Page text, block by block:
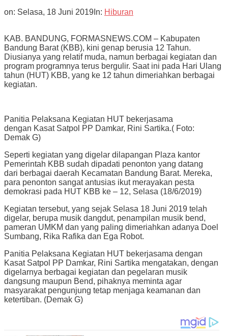
on: Selasa, 18 Juni 2019 In: Hiburan
KAB. BANDUNG, FORMASNEWS.COM – Kabupaten
Bandung Barat (KBB), kini genap berusia 12 Tahun.
Diusianya yang relatif muda, namun berbagai kegiatan dan
program programnya terus bergulir. Saat ini pada Hari Ulang
tahun (HUT) KBB, yang ke 12 tahun dimeriahkan berbagai
kegiatan.
Panitia Pelaksana Kegiatan HUT bekerjasama
dengan Kasat Satpol PP Damkar, Rini Sartika.( Foto:
Demak G)
Seperti kegiatan yang digelar dilapangan Plaza kantor
Pemerintah KBB sudah dipadati penonton yang datang
dari berbagai daerah Kecamatan Bandung Barat. Mereka,
para penonton sangat antusias ikut merayakan pesta
demokrasi pada HUT KBB ke – 12, Selasa (18/6/2019)
Kegiatan tersebut, yang sejak Selasa 18 Juni 2019 telah
digelar, berupa musik dangdut, penampilan musik bend,
pameran UMKM dan yang paling dimeriahkan adanya Doel
Sumbang, Rika Rafika dan Ega Robot.
Panitia Pelaksana Kegiatan HUT bekerjasama dengan
Kasat Satpol PP Damkar, Rini Sartika mengatakan, dengan
digelarnya berbagai kegiatan dan pegelaran musik
dangsung maupun Bend, pihaknya meminta agar
masyarakat pengunjung tetap menjaga keamanan dan
ketertiban. (Demak G)